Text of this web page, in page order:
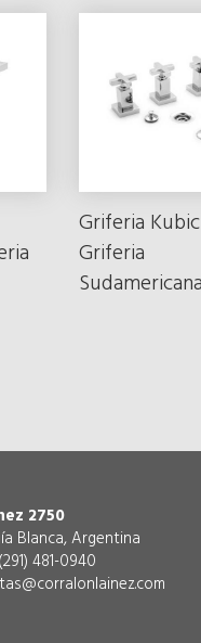
Griferia
Griferia
Sudamericana
2750
Blanca, Argentina
481-0940